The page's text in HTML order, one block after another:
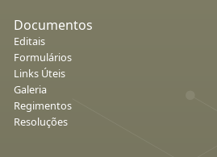
Documentos
Editais
Formulários
Links Úteis
Galeria
Regimentos
Resoluções